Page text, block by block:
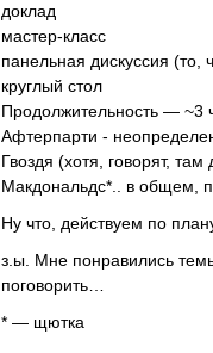
доклад
мастер-класс
панельная дискуссия (то,
круглый стол
Продолжительность — ~3
Афтерпарти -
Гвоздя (хотя, говорят,
Макдональдс*.. в общем,
Ну что, действуем по
з.ы. Мне понравились
поговорить…
* — щютка